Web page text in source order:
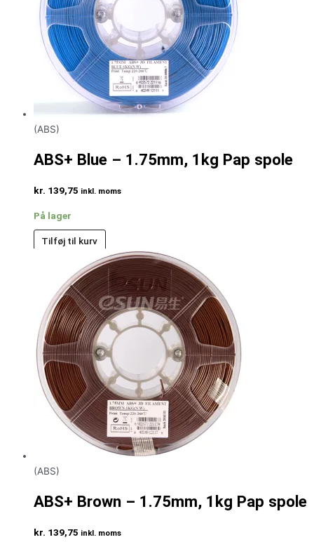
(ABS)
ABS+ Blue – 1.75mm, 1kg Pap spole
kr. 139,75 inkl. moms
På lager
Tilføj til kurv
(ABS)
ABS+ Brown – 1.75mm, 1kg Pap spole
kr. 139,75 inkl. moms